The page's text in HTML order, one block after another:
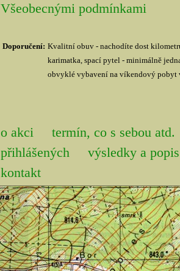
Všeobecnými podmínkami
Doporučení: Kvalitní obuv - nachodíte dost
karimatka, spací pytel - minimálně
obvyklé vybavení na víkendový pobyt
o akci
termín, co s sebou atd.
přihlášených
výsledky a
kontakt